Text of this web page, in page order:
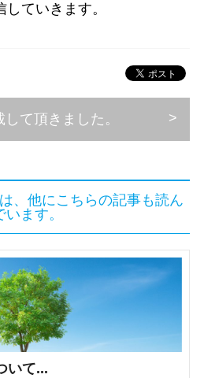
ていきます。
て頂きました。
、他にこちらの記事も読ん
います。
いて...